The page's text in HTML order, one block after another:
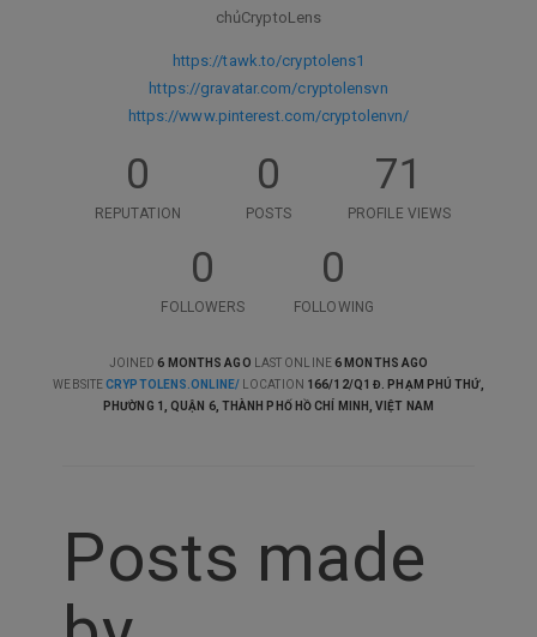
chủCryptoLens
https://tawk.to/cryptolens1
https://gravatar.com/cryptolensvn
https://www.pinterest.com/cryptolenvn/
0
REPUTATION
0
POSTS
71
PROFILE VIEWS
0
FOLLOWERS
0
FOLLOWING
JOINED 6 MONTHS AGO LAST ONLINE6 MONTHS AGO
WEBSITECRYPTOLENS.ONLINE/ LOCATION 166/12/Q1 Đ. PHẠM PHÚ THỨ,
PHƯỜNG 1, QUẬN 6, THÀNH PHỐ HỒ CHÍ MINH, VIỆT NAM
Posts made